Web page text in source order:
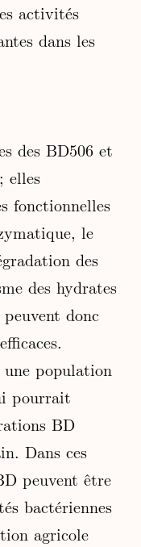
activités
dans les
des BD506 et
elles
fonctionnelles
le
des
des hydrates
donc
une population
pourrait
BD
Dans ces
peuvent être
bactériennes
agricole